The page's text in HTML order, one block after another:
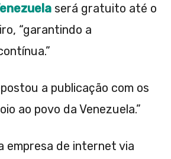
será gratuito até o
“garantindo a
a publicação com os
ao povo da Venezuela.”
empresa de internet via